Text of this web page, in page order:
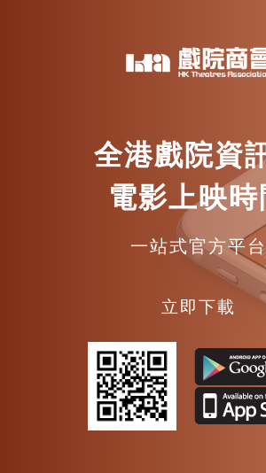
全港戲院資
電影上映時
一站式官方平台
立即下載